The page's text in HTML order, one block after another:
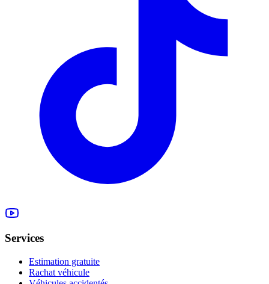
Services
Estimation gratuite
Rachat véhicule